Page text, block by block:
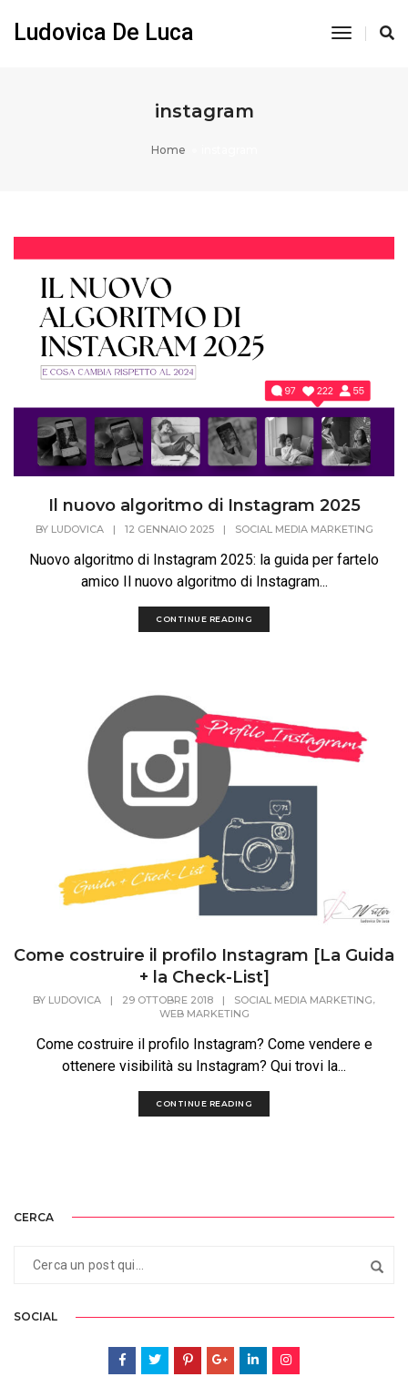
Ludovica De Luca
Toggle
instagram
Home
Il nuovo algoritmo di Instagram 2025
BY LUDOVICA | 12 GENNAIO 2025 | SOCIAL MEDIA MARKETING
Nuovo algoritmo di Instagram 2025: la guida per fartelo
amico Il nuovo algoritmo di Instagram...
CONTINUE READING
Come costruire il profilo Instagram [La Guida
+ la Check-List]
BY LUDOVICA | 29 OTTOBRE 2018 | SOCIAL MEDIA MARKETING
WEB MARKETING
Come costruire il profilo Instagram? Come vendere e
ottenere visibilità su Instagram? Qui trovi la...
CONTINUE READING
CERCA
SOCIAL